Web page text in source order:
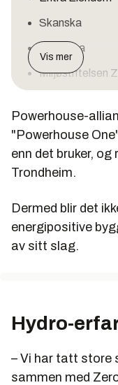
Skanska
Snøhetta
Miljøstiftelsen
Partene signerte i
Norge.
konsepter for
vilkår."
Vis mer
Powerhouse-
"Powerhouse
enn det bruker,
Trondheim.
Dermed blir det
energipositive
av sitt slag.
Hydro-
– Vi har tatt store
sammen med